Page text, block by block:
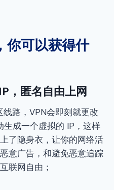
你可以获得什
，匿名自由上网
路，VPN会即刻就更改
生成一个虚拟的 IP，这样
了隐身衣，让你的网络活
意广告，和避免恶意追踪
联网自由；